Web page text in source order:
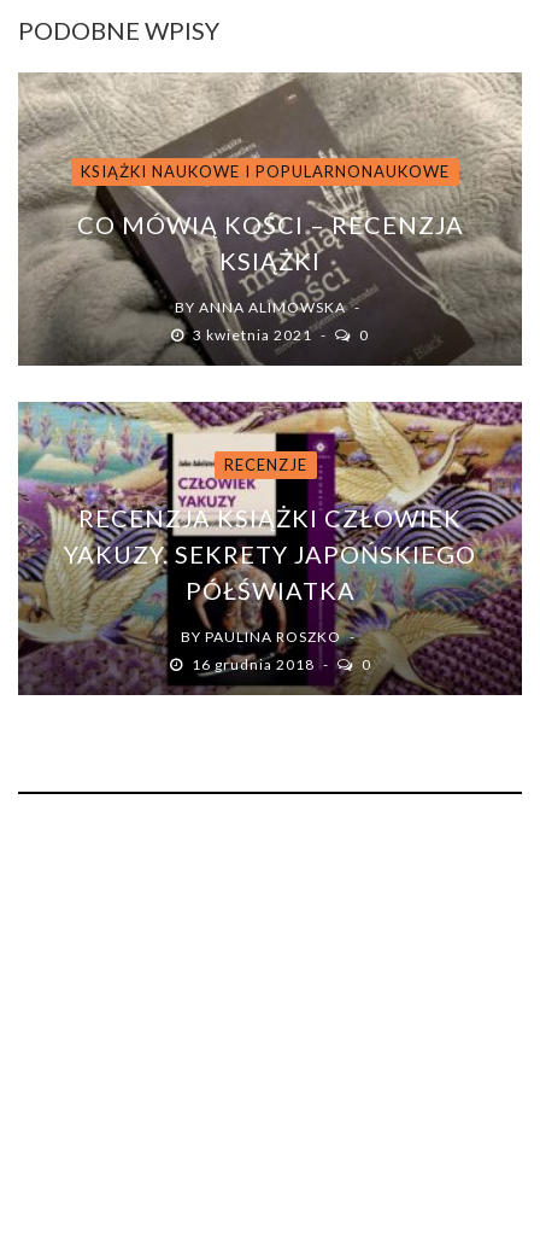
PODOBNE WPISY
KSIĄŻKI NAUKOWE I POPULARNONAUKOWE
CO MÓWIĄ KOŚCI – RECENZJA
KSIĄŻKI
BY ANNA ALIMOWSKA
3 kwietnia 2021
0
RECENZJE
RECENZJA KSIĄŻKI CZŁOWIEK
YAKUZY. SEKRETY JAPOŃSKIEGO
PÓŁŚWIATKA
BY PAULINA ROSZKO
16 grudnia 2018
0